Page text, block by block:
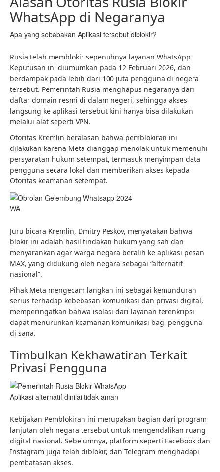
WhatsApp di Negaranya
Apa yang sebabakan Aplikasi tersebut diblokir?
Rusia telah memblokir sepenuhnya layanan WhatsApp.
Keputusan ini diumumkan pada 12 Februari 2026, dan
berdampak pada lebih dari 100 juta pengguna di negera
tersebut. Pemerintah Rusia menghapus negaranya dari
daftar domain resmi di dalam negeri, sehingga akses
langsung ke aplikasi tersebut kini hanya bisa dilakukan
melalui alat seperti VPN.
Otoritas Kremlin beralasan bahwa pemblokiran ini
dilakukan karena Meta dianggap menolak untuk memenuhi
persyaratan hukum setempat, termasuk menyimpan data
pengguna secara lokal dan memberikan akses kepada
Otoritas keamanan setempat.
WA
Juru bicara Kremlin, Dmitry Peskov, menyatakan bahwa
blokir ini adalah hasil tindakan hukum yang sah dan
menyarankan agar warga negara beralih ke aplikasi pesan
MAX, yang didukung oleh negara sebagai “alternatif
nasional”.
Pihak Meta mengecam langkah ini sebagai kemunduran
serius terhadap kebebasan komunikasi dan privasi digital,
memperingatkan bahwa isolasi dari layanan terenkripsi
dapat menurunkan keamanan komunikasi bagi pengguna
di sana.
Timbulkan Kekhawatiran Terkait
Privasi Pengguna
Aplikasi alternatif dinilai tidak aman
Kebijakan Pemblokiran ini merupakan bagian dari program
lanjutan oleh negara tersebut untuk mengendalikan ruang
digital nasional. Sebelumnya, platform seperti Facebook dan
Instagram juga telah diblokir, dan Telegram menghadapi
pembatasan akses.